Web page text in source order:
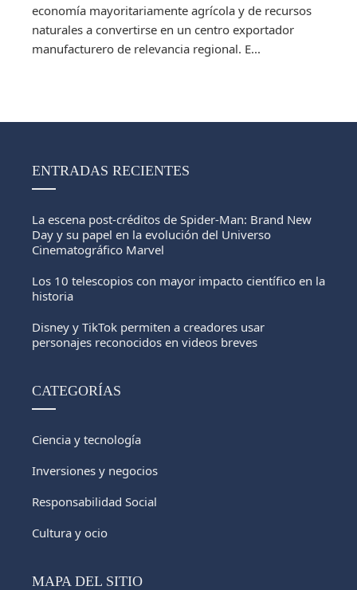
economía mayoritariamente agrícola y de recursos
naturales a convertirse en un centro exportador
manufacturero de relevancia regional. E...
ENTRADAS RECIENTES
La escena post-créditos de Spider-Man: Brand New
Day y su papel en la evolución del Universo
Cinematográfico Marvel
Los 10 telescopios con mayor impacto científico en la
historia
Disney y TikTok permiten a creadores usar
personajes reconocidos en videos breves
CATEGORÍAS
Ciencia y tecnología
Inversiones y negocios
Responsabilidad Social
Cultura y ocio
MAPA DEL SITIO